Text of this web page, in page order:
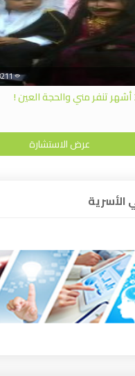
18211 مشاهدة
عرض الاستشارة
الأسرية